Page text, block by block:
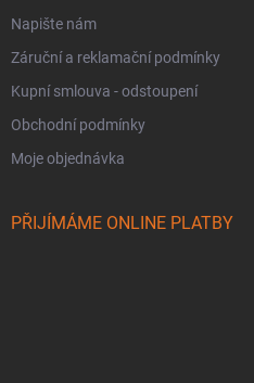
Napište nám
Záruční a reklamační podmínky
Kupní smlouva - odstoupení
Obchodní podmínky
Moje objednávka
PŘIJÍMÁME ONLINE PLATBY